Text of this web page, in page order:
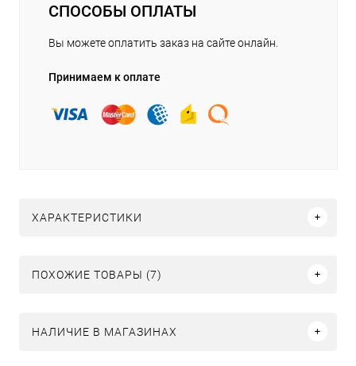
СПОСОБЫ ОПЛАТЫ
Вы можете оплатить заказ на сайте онлайн.
Принимаем к оплате
ХАРАКТЕРИСТИКИ
ПОХОЖИЕ ТОВАРЫ (7)
НАЛИЧИЕ В МАГАЗИНАХ